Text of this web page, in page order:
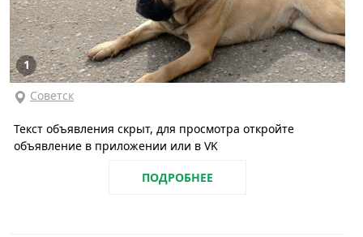
1
Советск
Текст объявления скрыт, для просмотра откройте
объявление в приложении или в VK
ПОДРОБНЕЕ